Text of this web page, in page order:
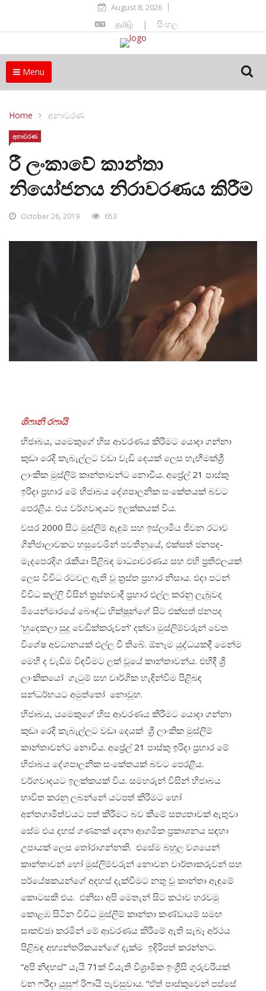
August 8, 2026
தமிழ் | සිංහල
Menu
Home අනාවරණ
අනාවරණ
රී ලංකාවේ කාන්තා
නියෝජනය නිරාවරණය කිරීම
October 26, 2019 653
ශිෆානි රෆායි
හිජාබය, යමෙකුගේ හිස ආවරණය කිරීමට යොදා ගන්නා
කුඩා රෙදි කැබැල්ලට වඩා වැඩි දෙයක් ලෙස හැඟීමක්ශ්‍රී
ලාංකික මුස්ලිම් කාන්තාවන්‌ට නොවීය. අප්‍රේල් 21 පාස්කු
ඉරිදා ප්‍රහාර මේ හිජාබය දේශපාලනික සංකේතයක් බව‌ට
පෙරළීය. එය වර්ගවාදයට ඉලක්කයක් විය.
වසර 2000 සි‌ට මුස්ලිම් ඇඳුම් සහ ඉස්ලාමීය ජීවන රටාව
ගිනිජාලාවකට හසුවෙමින් පවතිනුයේ, එක්සත් ජනපද-
මැදපෙරදිග රැකියා පිළිබඳ මාධ්‍යාවරණය සහ එහි ප්‍රතිඵලයක්
ලෙස විවිධ රටවල ඇති වූ ත්‍රස්ත ප්‍රහාර නිසාය. එදා පටන්
විවිධ කල්ලි විසින් ත්‍රස්තවාදී ප්‍රහාර එල්ල කරනු ලැබූවද
මියෙන්මාරයේ බෞද්ධ භික්ෂූන්ගේ සිට එක්සත් ජනපද
‘හුදෙකලා සුදු වෙඩික්කරුවන්’ දක්වා මුස්ලිම්වරුන් වෙත
විශේෂ අවධානයක් එල්ල වී තිබේ. ඕනෑම යුද්ධයකදී මෙන්ම
මෙහි ද වැඩිම විඳවීමට ලක් වූයේ කාන්තාවන්ය. එහිදී ශ්‍රී
ලාංකිකයෝ ගැටුම් සහ වාර්ගික හැඳින්වීම පිළිබඳ
සන්ධර්භයට අමුත්තෝ නොවූහ.
හිජාබය, යමෙකුගේ හිස ආවරණය කිරීමට යොදා ගන්නා
කුඩා රෙදි කැබැල්ලට වඩා දෙයක් ශ්‍රී ලාංකික මුස්ලිම්
කාන්තාවන්‌ට නොවීය. අප්‍රේල් 21 පාස්කු ඉරිදා ප්‍රහාර මේ
හිජාබය දේශපාලනික සංකේතයක් බව‌ට පෙරළීය.
වර්ගවාදයට ඉලක්කයක් විය. සමහරුන් විසින් හිජාබය
භාවිත කරනු ලබන්නේ යටපත් කිරීමට හෝ
අන්තගාමීත්වයට පත් කිරීමට බව කීමේ සත්‍යතාවක් ඇතුවා
සේම එය දහස් ගණනක් දෙනා ආගමික ප්‍රකාශනය සඳහා
උපායක් ලෙස තෝරාගන්නකි. එසේම බහුල වශයෙන්
කාන්තාවන් හෝ මුස්ලිම්වරුන් නොවන වාර්තාකරුවන් සහ
පර්යේෂකයන්ගේ අදහස් දැක්වීමට නතු වූ කාන්තා ඇඳුමේ
කොටසකි එය. එනිසා අපි මෙතැන් සිට කථාව හරවමු
කොළඹ සිටින විවිධ මුස්ලිම් කාන්තා කණ්ඩායම් සමඟ
සාකච්ඡා කරමින් මේ ආවරණය කිරීමේ ඇති සැබෑ අර්ථය
පිළිබඳ අභ්‍යන්තරිකයන්ගේ දැක්ම ඉදිරිපත් කරන්නට.
“අපි නිදහස්” යැයි 71ක් වියැති විශ්‍රාමික ඉංග්‍රීසි ගුරුවරියක්
වන ෆරීදා යූසුෆ් රිෆායි පැවසුවාය. “ඒත් පාස්කුවෙන් පස්සේ